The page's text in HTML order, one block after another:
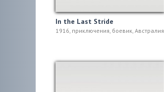
In the Last Stride
1916, приключения, боевик, Австралия